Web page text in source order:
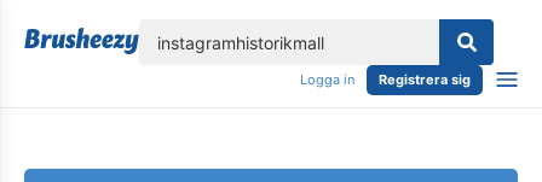
Logga in Registrera sig